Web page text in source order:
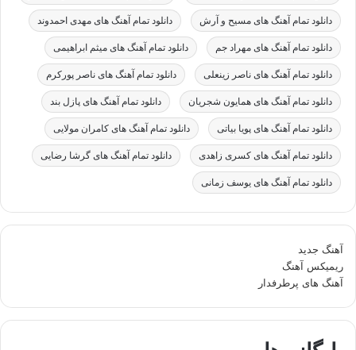
دانلود تمام آهنگ های مسیح و آرش دانلود تمام آهنگ های مهدی احمدوند
دانلود تمام آهنگ های مهراد جم دانلود تمام آهنگ های میثم ابراهیمی
دانلود تمام آهنگ های ناصر زینعلی دانلود تمام آهنگ های ناصر پورکرم
دانلود تمام آهنگ های همایون شجریان دانلود تمام آهنگ های پازل بند
دانلود تمام آهنگ های پویا بیاتی دانلود تمام آهنگ های کامران مولایی
دانلود تمام آهنگ های کسری زاهدی دانلود تمام آهنگ های گرشا رضایی
دانلود تمام آهنگ های یوسف زمانی
آهنگ جدید
ریمیکس آهنگ
آهنگ های پرطرفدار